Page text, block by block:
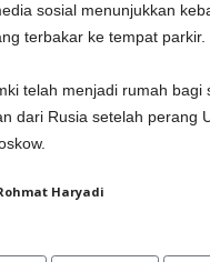
sosial menunjukkan
terbakar ke tempat parkir.
telah menjadi rumah
dari Rusia setelah perang
Haryadi